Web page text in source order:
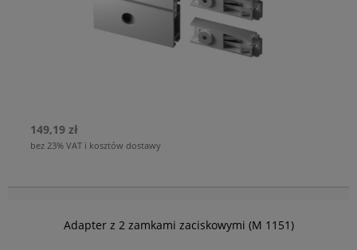
149,19 zł
bez 23% VAT i kosztów dostawy
Adapter z 2 zamkami zaciskowymi (M 1151)